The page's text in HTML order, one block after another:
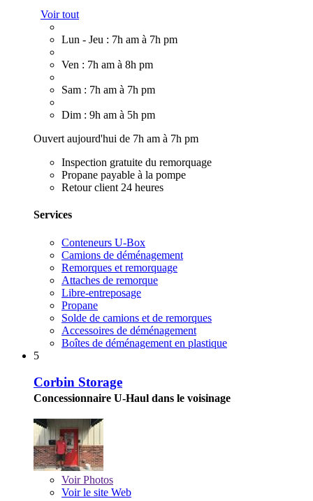
Voir tout
Lun - Jeu : 7h am à 7h pm
Ven : 7h am à 8h pm
Sam : 7h am à 7h pm
Dim : 9h am à 5h pm
Ouvert aujourd'hui de 7h am à 7h pm
Inspection gratuite du remorquage
Propane payable à la pompe
Retour client 24 heures
Services
Conteneurs U-Box
Camions de déménagement
Remorques et remorquage
Attaches de remorque
Libre-entreposage
Propane
Solde de camions et de remorques
Accessoires de déménagement
Boîtes de déménagement en plastique
5
Corbin Storage
Concessionnaire U-Haul dans le voisinage
VoirPhotos
Voir le site Web